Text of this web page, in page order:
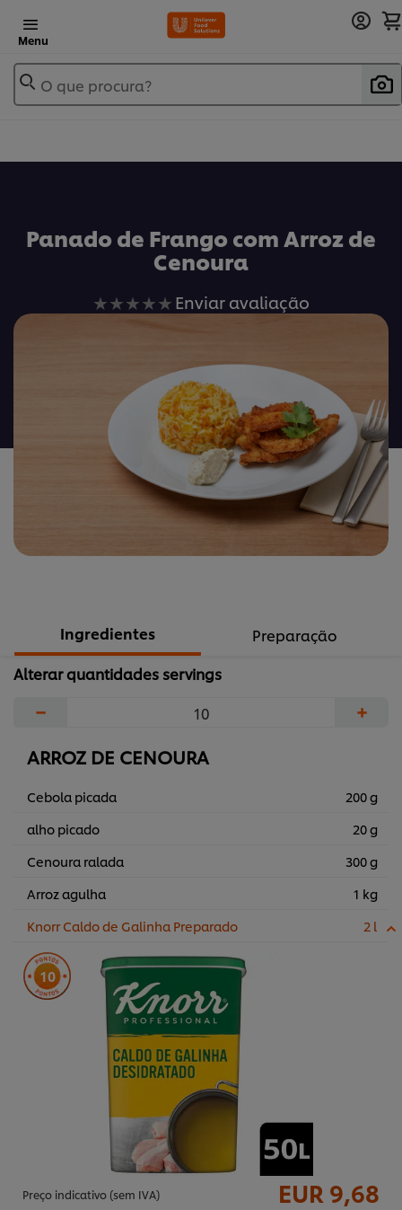
Menu
O que procura?
Panado de Frango com Arroz de
Cenoura
Nenhuma
para
este
recipe
Enviar avaliação
Ingredientes
Preparação
Alterar quantidades servings
− +
ARROZ DE CENOURA
Cebola picada
200 g
alho picado
20 g
Cenoura ralada
300 g
Arroz agulha
1 kg
Knorr Caldo de Galinha Preparado
2 l
10
Preço indicativo (sem IVA) EUR 9,68